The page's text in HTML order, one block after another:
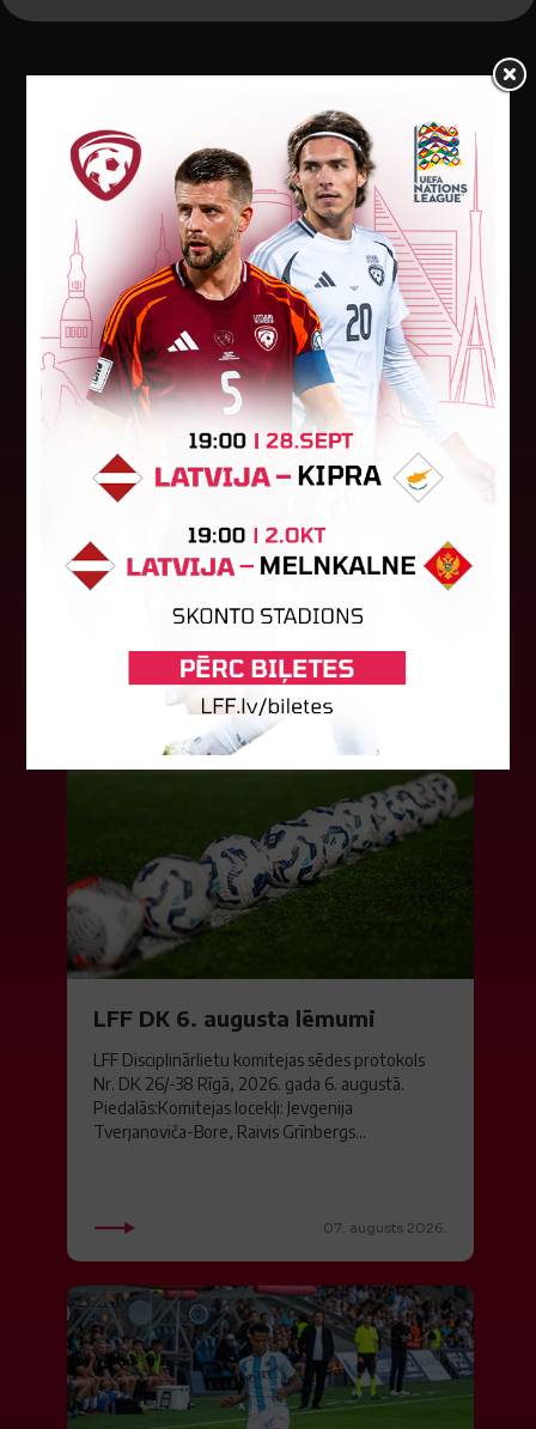
Jaunākās ziņas
"Riga FC Women" beidz
vēsturisko eirokausu sezonu
Latvijas klubs "Riga FC Women" sestdien UEFA
Čempionu līgas kvalifikācijas otrajā kārtā ar 1:4
piekāpās Lietuvas "Gintra". Ar šo spēli Latvijas
08. augusts 2026.
LFF DK 6. augusta lēmumi
LFF Disciplinārlietu komitejas sēdes protokols
Nr. DK 26/-38 Rīgā, 2026. gada 6. augustā.
Piedalās:Komitejas locekļi: Jevgenija
Tverjanoviča-Bore, Raivis Grīnbergs...
07. augusts 2026.